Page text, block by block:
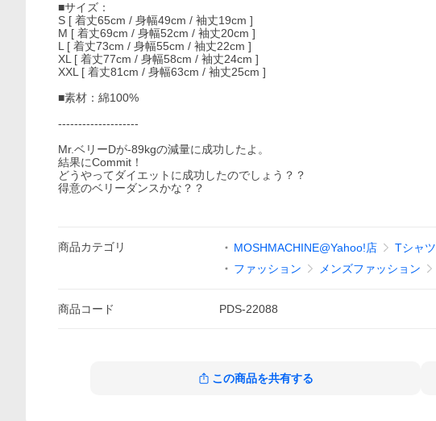
■サイズ：
S [ 着丈65cm / 身幅49cm / 袖丈19cm ]
M [ 着丈69cm / 身幅52cm / 袖丈20cm ]
L [ 着丈73cm / 身幅55cm / 袖丈22cm ]
XL [ 着丈77cm / 身幅58cm / 袖丈24cm ]
XXL [ 着丈81cm / 身幅63cm / 袖丈25cm ]
■素材：綿100%
--------------------
Mr.ベリーDが-89kgの減量に成功したよ。
結果にCommit！
どうやってダイエットに成功したのでしょう？？
得意のベリーダンスかな？？
商品カテゴリ MOSHMACHINE@Yahoo!店
Tシャツ
ファッション
メンズファッション
商品コード PDS-22088
この商品を共有する